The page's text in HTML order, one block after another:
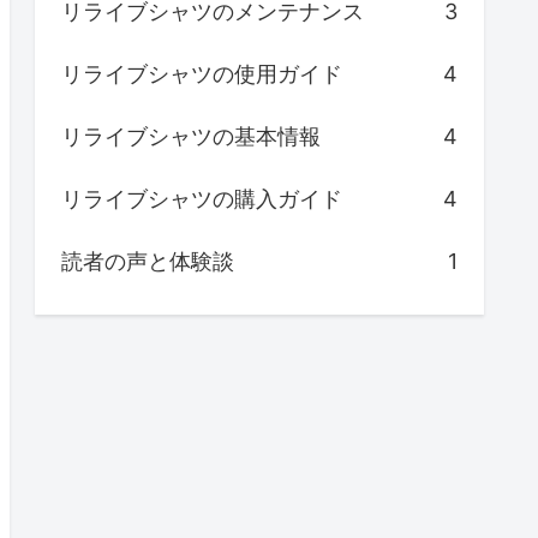
リライブシャツのメンテナンス 3
リライブシャツの使用ガイド 4
リライブシャツの基本情報 4
リライブシャツの購入ガイド 4
読者の声と体験談 1